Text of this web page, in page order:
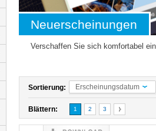
Neuerscheinungen
Verschaffen Sie sich komfortabel
Sortierung: Erscheinungsdatum
Blättern: 1 2 3